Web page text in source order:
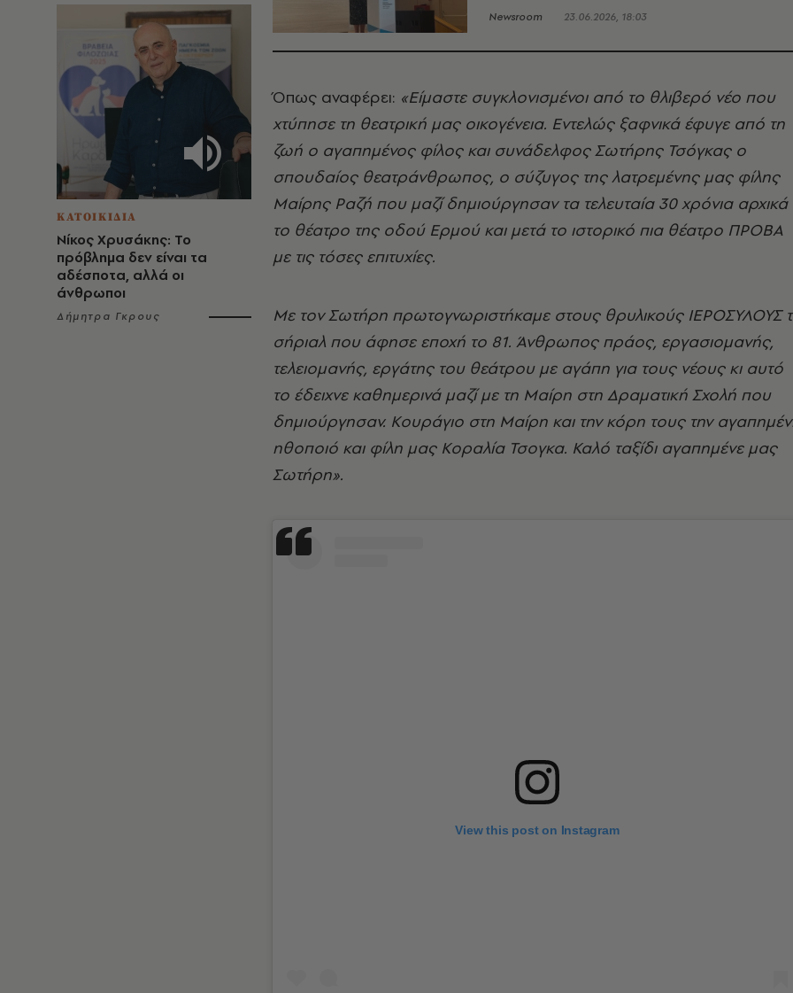
ΚΑΤΟΙΚΙΔΙΑ
Νίκος Χρυσάκης: Το
πρόβλημα δεν είναι τα
αδέσποτα, αλλά οι
άνθρωποι
Δήμητρα Γκρους
Newsroom 23.06.2026, 18:03
Όπως αναφέρει: «Είμαστε συγκλονισμένοι από το θλιβερό νέο που
χτύπησε τη θεατρική μας οικογένεια. Εντελώς ξαφνικά έφυγε από τη
ζωή ο αγαπημένος φίλος και συνάδελφος Σωτήρης Τσόγκας ο
σπουδαίος θεατράνθρωπος, ο σύζυγος της λατρεμένης μας φίλης
Μαίρης Ραζή που μαζί δημιούργησαν τα τελευταία 30 χρόνια αρχικά
το θέατρο της οδού Ερμού και μετά το ιστορικό πια θέατρο ΠΡΟΒΑ
με τις τόσες επιτυχίες.
Με τον Σωτήρη πρωτογνωριστήκαμε στους θρυλικούς ΙΕΡΟΣΥΛΟΥΣ
σήριαλ που άφησε εποχή το 81. Άνθρωπος πράος, εργασιομανής,
τελειομανής, εργάτης του θεάτρου με αγάπη για τους νέους κι αυτό
το έδειχνε καθημερινά μαζί με τη Μαίρη στη Δραματική Σχολή που
δημιούργησαν. Κουράγιο στη Μαίρη και την κόρη τους την
ηθοποιό και φίλη μας Κοραλία Τσογκα. Καλό ταξίδι αγαπημένε μας
Σωτήρη».
View this post on Instagram